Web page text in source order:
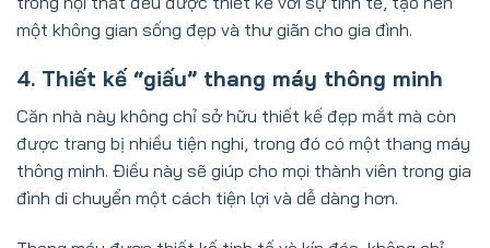
một không gian sống đẹp và thư giãn cho gia đình.
4. Thiết kế “giấu” thang máy thông minh
Căn nhà này không chỉ sở hữu thiết kế đẹp mắt mà còn
được trang bị nhiều tiện nghi, trong đó có một thang máy
thông minh. Điều này sẽ giúp cho mọi thành viên trong gia
đình di chuyển một cách tiện lợi và dễ dàng hơn.